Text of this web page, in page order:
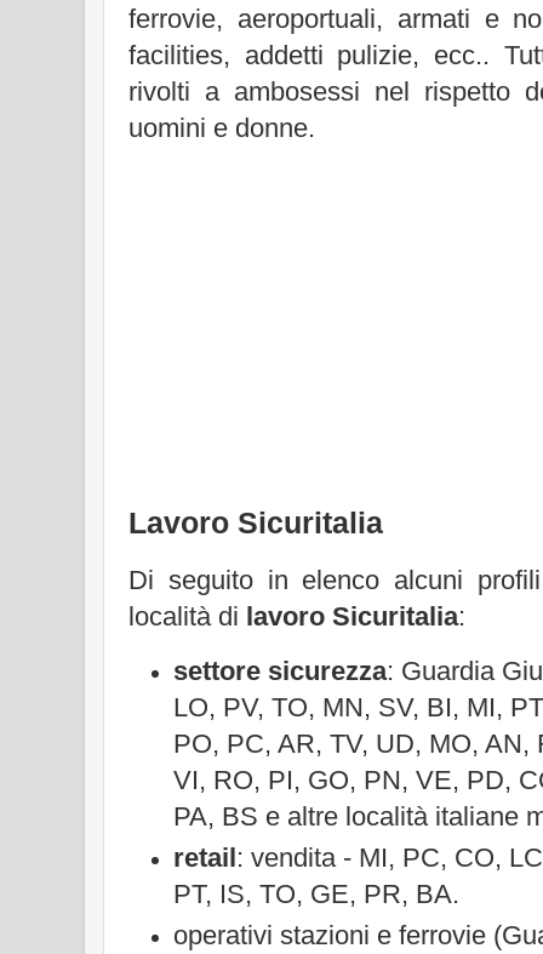
ferrovie, aeroportuali, armati e
facilities, addetti pulizie, ecc..
rivolti a ambosessi nel rispetto
uomini e donne.
Lavoro Sicuritalia
Di seguito in elenco alcuni
località di lavoro Sicuritalia:
settore sicurezza: Guardia
LO, PV, TO, MN, SV, BI, MI,
PO, PC, AR, TV, UD, MO, AN,
VI, RO, PI, GO, PN, VE, PD,
PA, BS e altre località italiane
retail: vendita - MI, PC, CO,
PT, IS, TO, GE, PR, BA.
operativi stazioni e ferrovie